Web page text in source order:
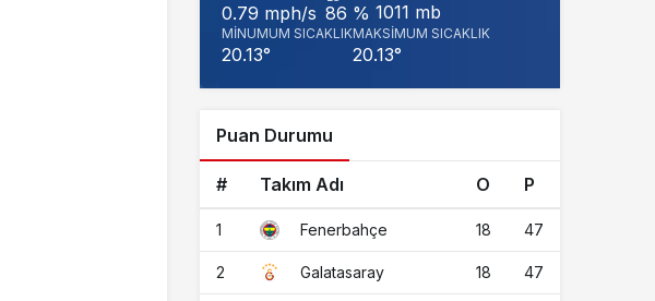
0.79 mph/s 86 % 1011 mb
MINUMUM SICAKLIK
20.13°
MAKSIMUM SICAKLIK
20.13°
Puan Durumu
# Takım Adı O P
1 Fenerbahçe 18 47
2 Galatasaray 18 47